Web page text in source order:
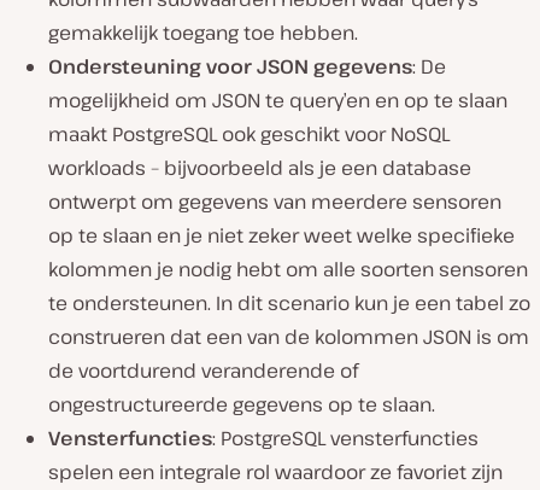
gemakkelijk toegang toe hebben.
Ondersteuning voor JSON gegevens: De
mogelijkheid om JSON te query’en en op te slaan
maakt PostgreSQL ook geschikt voor NoSQL
workloads – bijvoorbeeld als je een database
ontwerpt om gegevens van meerdere sensoren
op te slaan en je niet zeker weet welke specifieke
kolommen je nodig hebt om alle soorten sensoren
te ondersteunen. In dit scenario kun je een tabel zo
construeren dat een van de kolommen JSON is om
de voortdurend veranderende of
ongestructureerde gegevens op te slaan.
Vensterfuncties: PostgreSQL vensterfuncties
spelen een integrale rol waardoor ze favoriet zijn